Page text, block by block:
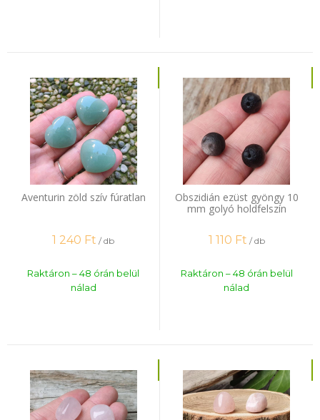
Aventurin zöld szív fúratlan
1 240 Ft / db
Raktáron – 48 órán belül
nálad
Obszidián ezüst gyöngy 10
mm golyó holdfelszín
1 110 Ft / db
Raktáron – 48 órán belül
nálad